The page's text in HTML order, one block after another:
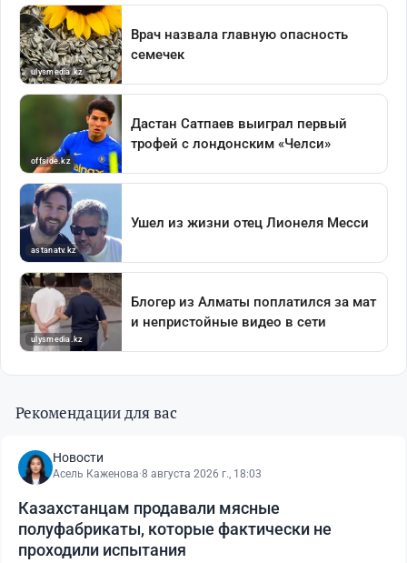
Рекомендации для вас
Новости
Асель Каженова·8 августа 2026 г., 18:03
Казахстанцам продавали мясные
полуфабрикаты, которые фактически не
проходили испытания